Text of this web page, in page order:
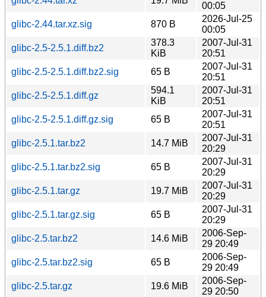
00:05
glibc-2.44.tar.xz.sig
870 B
2026-Jul-25
00:05
glibc-2.5-2.5.1.diff.bz2
378.3
KiB
2007-Jul-31
20:51
glibc-2.5-2.5.1.diff.bz2.sig
65 B
2007-Jul-31
20:51
glibc-2.5-2.5.1.diff.gz
594.1
KiB
2007-Jul-31
20:51
glibc-2.5-2.5.1.diff.gz.sig
65 B
2007-Jul-31
20:51
glibc-2.5.1.tar.bz2
14.7 MiB
2007-Jul-31
20:29
glibc-2.5.1.tar.bz2.sig
65 B
2007-Jul-31
20:29
glibc-2.5.1.tar.gz
19.7 MiB
2007-Jul-31
20:29
glibc-2.5.1.tar.gz.sig
65 B
2007-Jul-31
20:29
glibc-2.5.tar.bz2
14.6 MiB
2006-Sep-
29 20:49
glibc-2.5.tar.bz2.sig
65 B
2006-Sep-
29 20:49
glibc-2.5.tar.gz
19.6 MiB
2006-Sep-
29 20:50